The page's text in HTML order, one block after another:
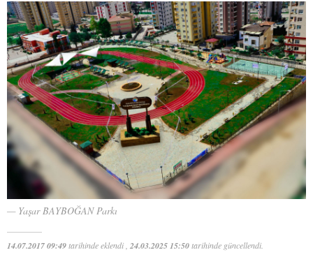
Yaşar BAYBOĞAN Parkı
14.07.2017 09:49tarihinde eklendi , 24.03.2025 15:50tarihinde güncellendi.